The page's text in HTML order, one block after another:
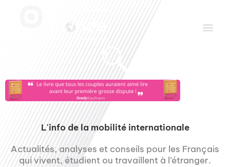
L'info de la mobilité internationale
Actualités, analyses et conseils pour les Français
qui vivent, étudient ou travaillent à l’étranger.